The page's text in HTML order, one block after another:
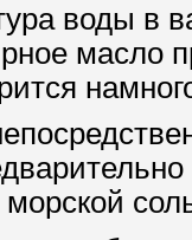
воды в
масло